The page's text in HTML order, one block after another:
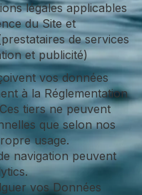
légales applicables
du Site et
de services
et publicité)
vos données
à la Réglementation
tiers ne peuvent
que selon nos
usage.
navigation peuvent
vos Données